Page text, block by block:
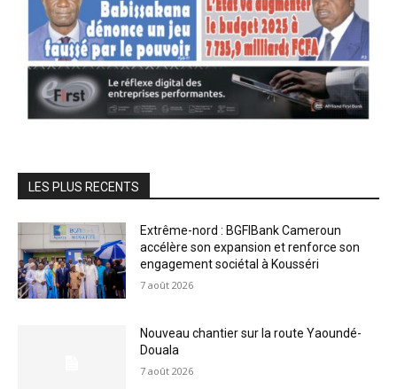
LES PLUS RECENTS
Extrême-nord : BGFIBank Cameroun
accélère son expansion et renforce son
engagement sociétal à Kousséri
7 août 2026
Nouveau chantier sur la route Yaoundé-
Douala
7 août 2026